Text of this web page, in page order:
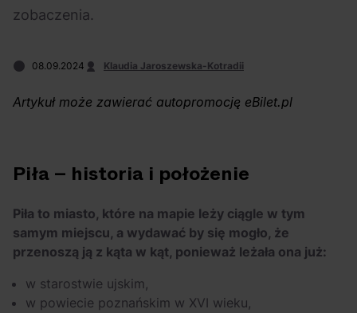
OFF Festival 2026 – High Five: pięć
rapie [czerwiec i
lipiec 2026]
zobaczenia.
08.09.2024 Klaudia Jaroszewska-Kotradii
Artykuł może zawierać autopromocję eBilet.pl
Piła – historia i położenie
Piła to miasto, które na mapie leży ciągle w tym
samym miejscu, a wydawać by się mogło, że
przenoszą ją z kąta w kąt, ponieważ leżała ona już:
w starostwie ujskim,
w powiecie poznańskim w XVI wieku,